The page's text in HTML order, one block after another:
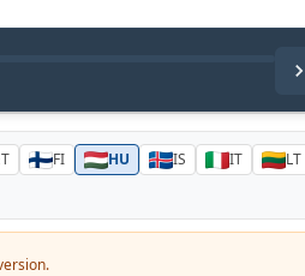
FI HU IS IT
LT